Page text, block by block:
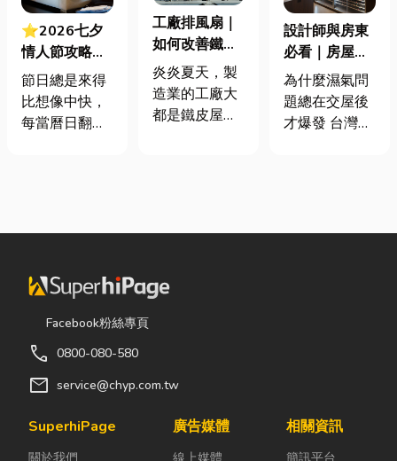
⭐2026七夕
情人節攻略！
七夕送什麼不
踩雷？限定甜
點哪裡買？台
節日總是來得
比想像中快，
每當曆日翻到
候？」、「七
該買什
麼？」。相較
於西洋情人
了東方的浪漫
色彩與儀式
著生活節奏加
工廠排風扇｜
如何改善鐵皮
屋頂廠房的溫
度
炎炎夏天，製
造業的工廠大
都是鐵皮屋
是最快速心較
的原理及建議
置。 工廠排風
扇｜改善溫度
設計師與房東
必看｜房屋濕
氣重怎麼辦？
全屋除濕機＋
全熱交換器整
為什麼濕氣問
題總在交屋後
才爆發 台灣氣
同步規劃空氣
藏最怕潮濕，
Facebook粉絲專頁
call 0800-080-580
mail service@chyp.com.tw
SuperhiPage
關於我們
廣告媒體
線上媒體
相關資訊
簡訊平台